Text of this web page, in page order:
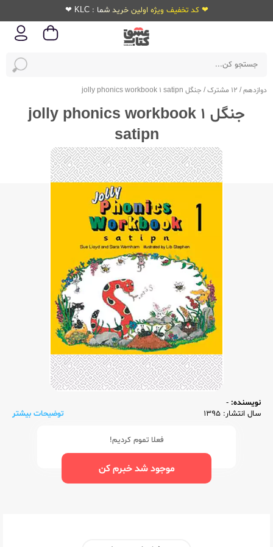
❤ کد تخفیف ویژه اولین خرید شما : KLC ❤
دوازدهم/ 12 مشترک / جنگل jolly phonics workbook 1 satipn
جنگل jolly phonics workbook 1
satipn
نویسنده: -
سال انتشار: 1395
توضیحات بیشتر
فعلا تموم کردیم!
موجود شد خبرم کن